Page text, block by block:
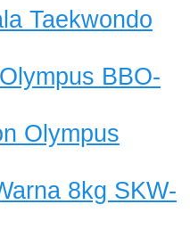
Taekwondo
BBO-
Olympus
8kg SKW-